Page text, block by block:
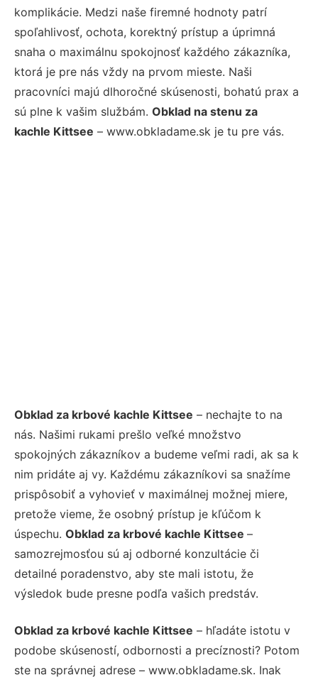
komplikácie. Medzi naše firemné hodnoty patrí
spoľahlivosť, ochota, korektný prístup a úprimná
snaha o maximálnu spokojnosť každého zákazníka,
ktorá je pre nás vždy na prvom mieste. Naši
pracovníci majú dlhoročné skúsenosti, bohatú prax a
sú plne k vašim službám. Obklad na stenu za
kachle Kittsee – www.obkladame.sk je tu pre vás.
Obklad za krbové kachle Kittsee – nechajte to na
nás. Našimi rukami prešlo veľké množstvo
spokojných zákazníkov a budeme veľmi radi, ak sa k
nim pridáte aj vy. Každému zákazníkovi sa snažíme
prispôsobiť a vyhovieť v maximálnej možnej miere,
pretože vieme, že osobný prístup je kľúčom k
úspechu. Obklad za krbové kachle Kittsee –
samozrejmosťou sú aj odborné konzultácie či
detailné poradenstvo, aby ste mali istotu, že
výsledok bude presne podľa vašich predstáv.
Obklad za krbové kachle Kittsee – hľadáte istotu v
podobe skúseností, odbornosti a precíznosti? Potom
ste na správnej adrese – www.obkladame.sk. Inak